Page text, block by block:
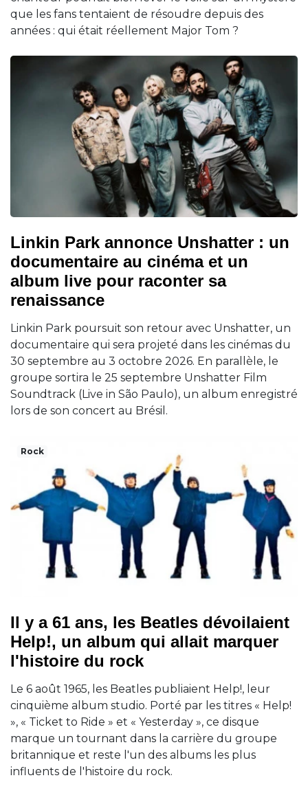
que les fans tentaient de résoudre depuis des
années : qui était réellement Major Tom ?
Linkin Park annonce Unshatter : un
documentaire au cinéma et un
album live pour raconter sa
renaissance
Linkin Park poursuit son retour avec Unshatter, un
documentaire qui sera projeté dans les cinémas du
30 septembre au 3 octobre 2026. En parallèle, le
groupe sortira le 25 septembre Unshatter Film
Soundtrack (Live in São Paulo), un album enregistré
lors de son concert au Brésil.
Rock
Il y a 61 ans, les Beatles dévoilaient
Help!, un album qui allait marquer
l'histoire du rock
Le 6 août 1965, les Beatles publiaient Help!, leur
cinquième album studio. Porté par les titres « Help!
», « Ticket to Ride » et « Yesterday », ce disque
marque un tournant dans la carrière du groupe
britannique et reste l'un des albums les plus
influents de l'histoire du rock.